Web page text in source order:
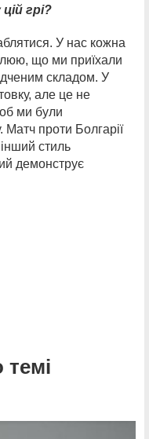
грі?
У нас кожна
що ми приїхали
складом. У
але це не
ми були
проти Болгарії
стиль
демонструє